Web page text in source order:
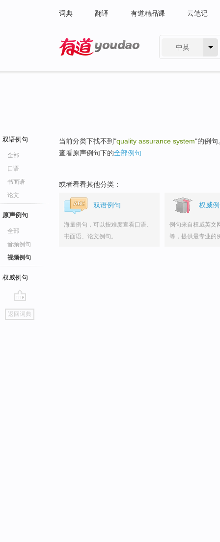
词典 翻译 有道精品课 云笔记
中英
双语例句
全部
口语
书面语
论文
原声例句
全部
音频例句
视频例句
权威例句
go
top
返回词典
当前分类下找不到"quality assurance system"的例句
查看原声例句下的全部例句
或者看看其他分类：
双语例句
海量例句，可以按难度查看口语、
书面语、论文例句。
权威
例句来自权威英文
等，提供最专业的